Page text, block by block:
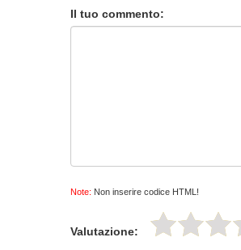
Il tuo commento:
Note: Non inserire codice HTML!
Valutazione: